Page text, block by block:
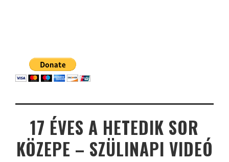
17 ÉVES A HETEDIK SOR
KÖZEPE – SZÜLINAPI VIDEÓ